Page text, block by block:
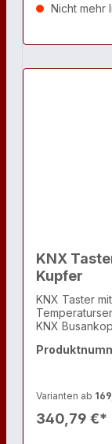
Nicht mehr
KNX
Kupfer
KNX Taster
KNX
Varianten ab
340,79 €*